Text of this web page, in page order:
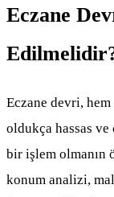
Eczane
Eczane devri,
oldukça hassas
bir işlem olmanın
konum analizi,